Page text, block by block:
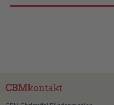
CBMkontakt